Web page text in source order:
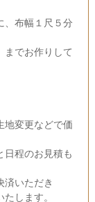
、布幅１尺５分
までお作りして
地変更などで価
日程のお見積も
済いただき
します。